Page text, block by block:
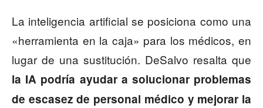
La inteligencia artificial se posiciona como una
«herramienta en la caja» para los médicos, en
lugar de una sustitución. DeSalvo resalta que
la IA podría ayudar a solucionar problemas
de escasez de personal médico y mejorar la